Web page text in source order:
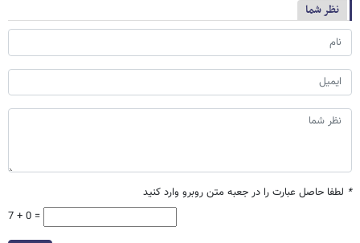
نظر شما
* لطفا حاصل عبارت را در جعبه متن روبرو وارد کنید
7 + 0 =